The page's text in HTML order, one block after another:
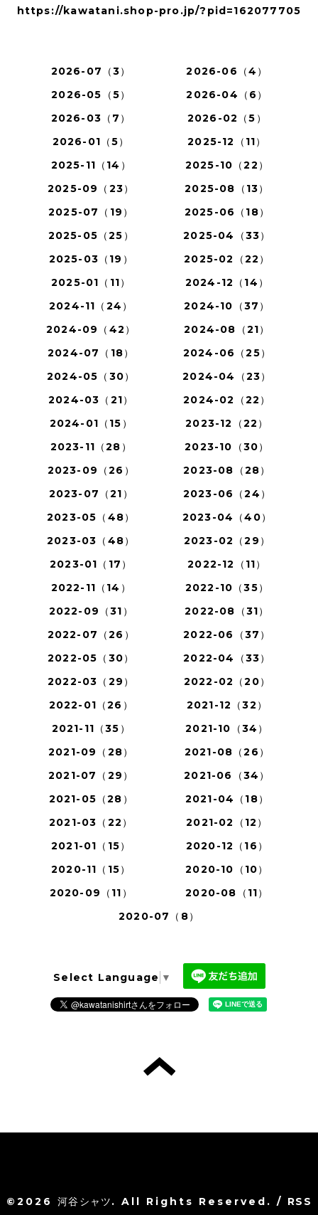
https://kawatani.shop-pro.jp/?pid=162077705
2026-07（3）
2026-06（4）
2026-05（5）
2026-04（6）
2026-03（7）
2026-02（5）
2026-01（5）
2025-12（11）
2025-11（14）
2025-10（22）
2025-09（23）
2025-08（13）
2025-07（19）
2025-06（18）
2025-05（25）
2025-04（33）
2025-03（19）
2025-02（22）
2025-01（11）
2024-12（14）
2024-11（24）
2024-10（37）
2024-09（42）
2024-08（21）
2024-07（18）
2024-06（25）
2024-05（30）
2024-04（23）
2024-03（21）
2024-02（22）
2024-01（15）
2023-12（22）
2023-11（28）
2023-10（30）
2023-09（26）
2023-08（28）
2023-07（21）
2023-06（24）
2023-05（48）
2023-04（40）
2023-03（48）
2023-02（29）
2023-01（17）
2022-12（11）
2022-11（14）
2022-10（35）
2022-09（31）
2022-08（31）
2022-07（26）
2022-06（37）
2022-05（30）
2022-04（33）
2022-03（29）
2022-02（20）
2022-01（26）
2021-12（32）
2021-11（35）
2021-10（34）
2021-09（28）
2021-08（26）
2021-07（29）
2021-06（34）
2021-05（28）
2021-04（18）
2021-03（22）
2021-02（12）
2021-01（15）
2020-12（16）
2020-11（15）
2020-10（10）
2020-09（11）
2020-08（11）
2020-07（8）
Select Language ▼
©2026河谷シャツ. All Rights Reserved. / RSS